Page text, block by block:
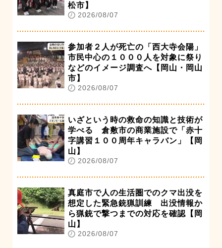
松市】
2026/08/07
参加者２人が死亡の「西大寺会陽」
市民中心の１０００人を対象に祭り
などのイメージ調査へ【岡山・岡山
市】
2026/08/07
いざという時の救命の知識と技術が
学べる 倉敷市の商業施設で「赤十
字講習１００周年キャラバン」【岡
山】
2026/08/07
真庭市で人の生活圏でのクマ出没を
想定した緊急銃猟訓練 出没情報か
ら猟銃で撃つまでの対応を確認【岡
山】
2026/08/07